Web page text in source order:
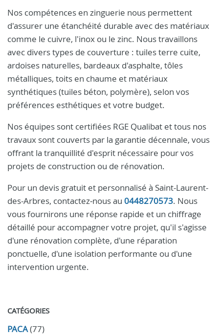
Nos compétences en zinguerie nous permettent
d'assurer une étanchéité durable avec des matériaux
comme le cuivre, l'inox ou le zinc. Nous travaillons
avec divers types de couverture : tuiles terre cuite,
ardoises naturelles, bardeaux d'asphalte, tôles
métalliques, toits en chaume et matériaux
synthétiques (tuiles béton, polymère), selon vos
préférences esthétiques et votre budget.
Nos équipes sont certifiées RGE Qualibat et tous nos
travaux sont couverts par la garantie décennale, vous
offrant la tranquillité d'esprit nécessaire pour vos
projets de construction ou de rénovation.
Pour un devis gratuit et personnalisé à Saint-Laurent-
des-Arbres, contactez‑nous au 0448270573. Nous
vous fournirons une réponse rapide et un chiffrage
détaillé pour accompagner votre projet, qu'il s'agisse
d'une rénovation complète, d'une réparation
ponctuelle, d'une isolation performante ou d'une
intervention urgente.
CATÉGORIES
PACA(77)